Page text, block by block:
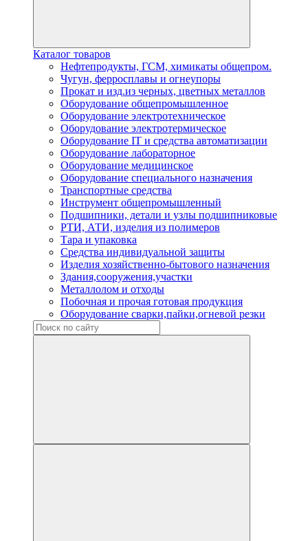
Каталог товаров
Нефтепродукты, ГСМ, химикаты общепром.
Чугун, ферросплавы и огнеупоры
Прокат и изд.из черных, цветных металлов
Оборудование общепромышленное
Оборудование электротехническое
Оборудование электротермическое
Оборудование IT и средства автоматизации
Оборудование лабораторное
Оборудование медицинское
Оборудование специального назначения
Транспортные средства
Инструмент общепромышленный
Подшипники, детали и узлы подшипниковые
РТИ, АТИ, изделия из полимеров
Тара и упаковка
Средства индивидуальной защиты
Изделия хозяйственно-бытового назначения
Здания,сооружения,участки
Металлолом и отходы
Побочная и прочая готовая продукция
Оборудование сварки,пайки,огневой резки